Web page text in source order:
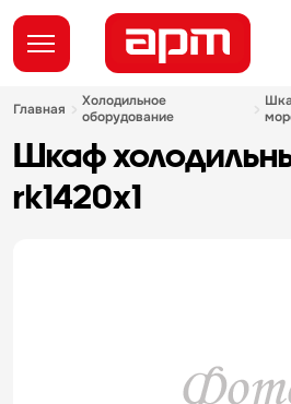
главная
холодильное
оборудование
шкафы холодильные-
шкаф холодильный tefcold
rk1420x1